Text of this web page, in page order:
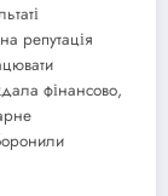
репутація
фінансово,